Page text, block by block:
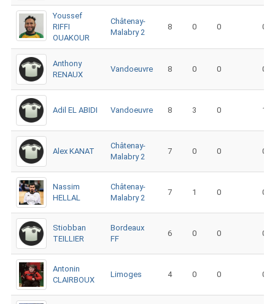
Youssef
RIFFI
OUAKOUR
Châtenay-
Malabry 2
8 0 0 0
Anthony
RENAUX
Vandoeuvre 8 0 0 0
Adil EL ABIDI Vandoeuvre 8 3 0 1
Alex KANAT
Châtenay-
Malabry 2
7 0 0 0
Nassim
HELLAL
Châtenay-
Malabry 2
7 1 0 0
Stiobban
TEILLIER
Bordeaux
FF
6 0 0 0
Antonin
CLAIRBOUX
Limoges 4 0 0 0